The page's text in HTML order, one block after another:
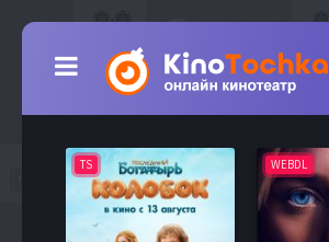
TS WEBDL